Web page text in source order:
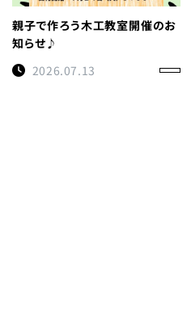
親子で作ろう木工教室開催のお
知らせ♪
2026.07.13